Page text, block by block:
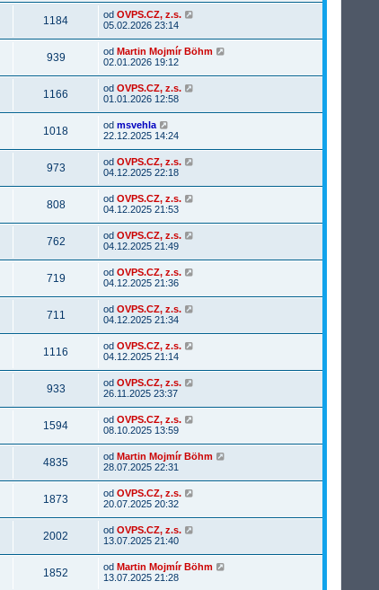
1184 od OVPS.CZ, z.s.
05.02.2026 23:14
939 od Martin Mojmír Böhm
02.01.2026 19:12
1166 od OVPS.CZ, z.s.
01.01.2026 12:58
1018 od msvehla
22.12.2025 14:24
973 od OVPS.CZ, z.s.
04.12.2025 22:18
808 od OVPS.CZ, z.s.
04.12.2025 21:53
762 od OVPS.CZ, z.s.
04.12.2025 21:49
719 od OVPS.CZ, z.s.
04.12.2025 21:36
711 od OVPS.CZ, z.s.
04.12.2025 21:34
1116 od OVPS.CZ, z.s.
04.12.2025 21:14
933 od OVPS.CZ, z.s.
26.11.2025 23:37
1594 od OVPS.CZ, z.s.
08.10.2025 13:59
4835 od Martin Mojmír Böhm
28.07.2025 22:31
1873 od OVPS.CZ, z.s.
20.07.2025 20:32
2002 od OVPS.CZ, z.s.
13.07.2025 21:40
1852 od Martin Mojmír Böhm
13.07.2025 21:28